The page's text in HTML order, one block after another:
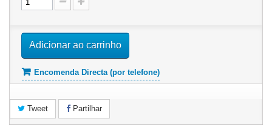
Adicionar ao carrinho
Encomenda Directa (por telefone)
Tweet Partilhar